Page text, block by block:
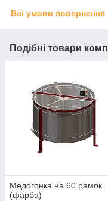
Всі умови повернення
Подібні товари
Медогонка на 60 рамок
(фарба)